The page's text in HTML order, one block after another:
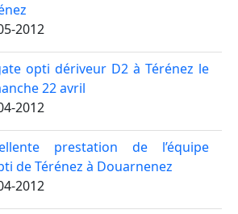
2012
opti dériveur D2 à Térénez le
22 avril
2012
prestation de l’équipe
de Térénez à Douarnenez
2012